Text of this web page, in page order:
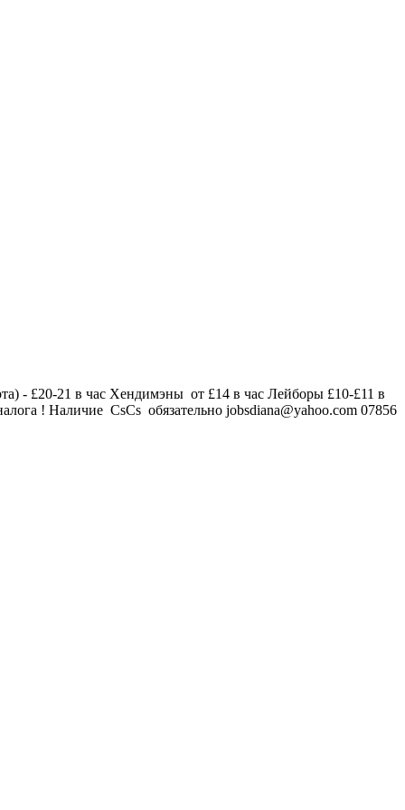
- £20-21 в час Хендимэны от £14 в час Лейборы £10-£11 в
! Наличие CsCs обязательно jobsdiana@yahoo.com 07856